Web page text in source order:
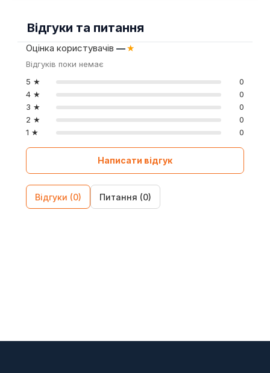
Відгуки та питання
Оцінка користувачів —★
Відгуків поки немає
5 ★
0
4 ★
0
3 ★
0
2 ★
0
1 ★
0
Написати відгук
Відгуки (0) Питання (0)